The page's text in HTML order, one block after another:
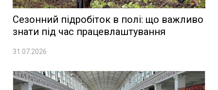
Сезонний підробіток в полі: що важливо
знати під час працевлаштування
31.07.2026